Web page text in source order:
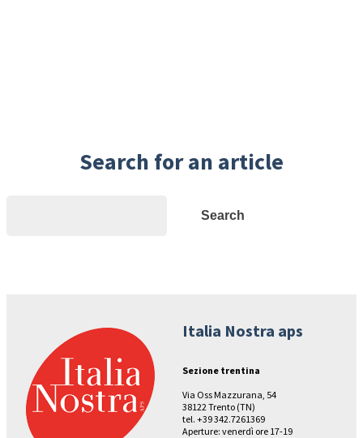
Search for an article
Search
Italia Nostra aps
Sezione trentina
Via Oss Mazzurana, 54
38122 Trento (TN)
tel. +39 342.7261369
Aperture: venerdì ore 17-19